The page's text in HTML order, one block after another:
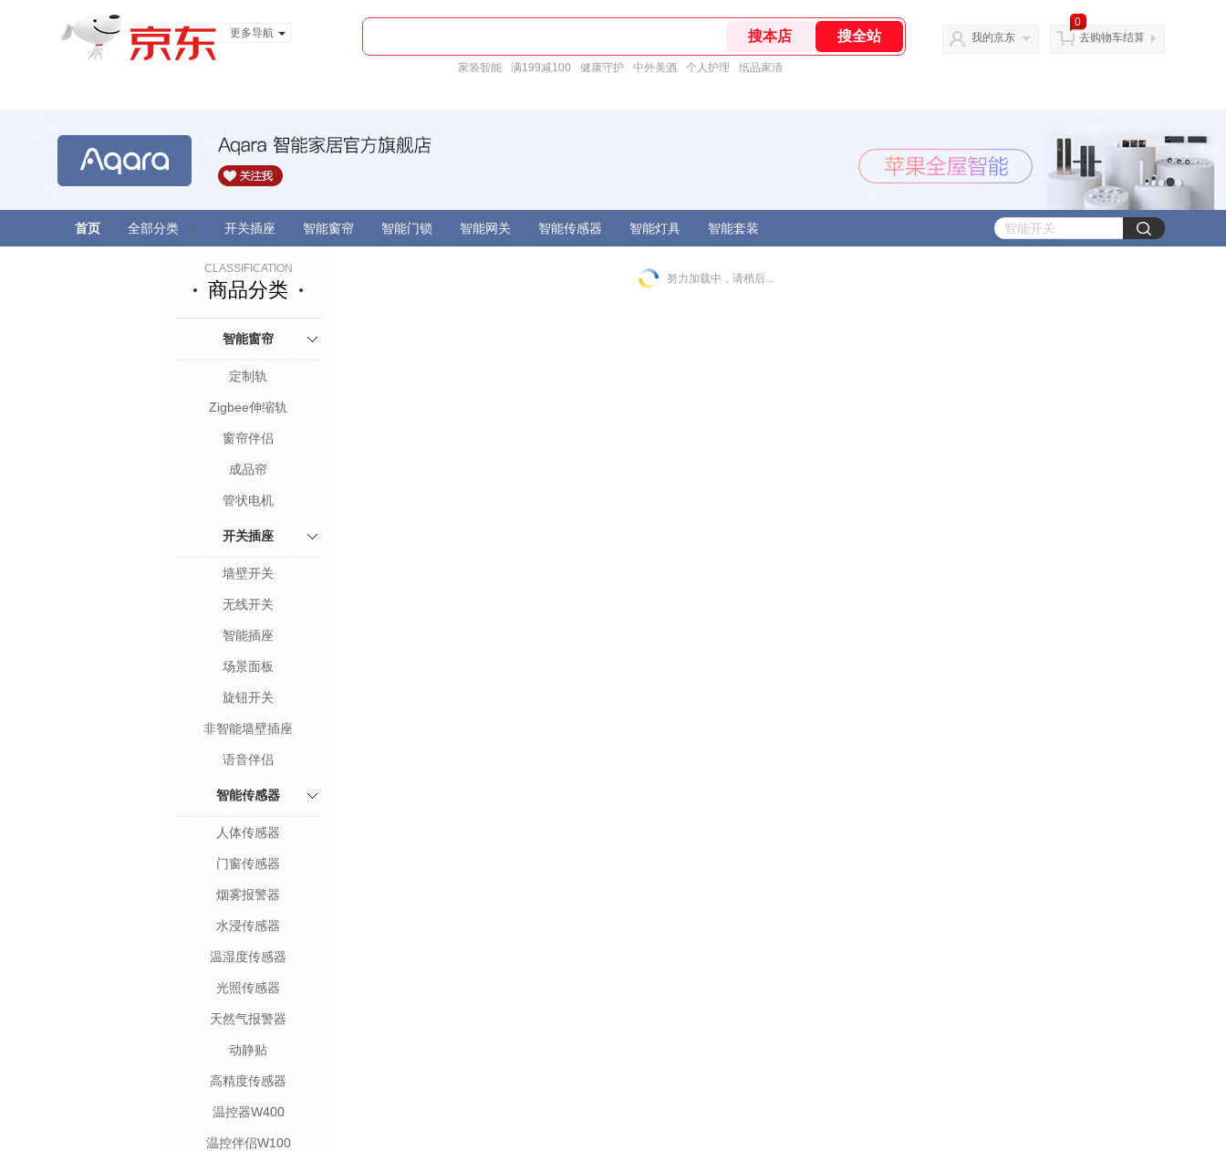
更多导航
家装智能 满199减100 健康守护 中外美酒 个人护理 纸品家清
我的京东
0
去购物车结算
首页 全部分类 开关插座 智能窗帘 智能门锁 智能网关 智能传感器 智能灯具 智能套装
CLASSIFICATION
商品分类
智能窗帘
定制轨
Zigbee伸缩轨
窗帘伴侣
成品帘
管状电机
开关插座
墙壁开关
无线开关
智能插座
场景面板
旋钮开关
非智能墙壁插座
语音伴侣
智能传感器
人体传感器
门窗传感器
烟雾报警器
水浸传感器
温湿度传感器
光照传感器
天然气报警器
动静贴
高精度传感器
温控器W400
温控伴侣W100
努力加载中，请稍后...